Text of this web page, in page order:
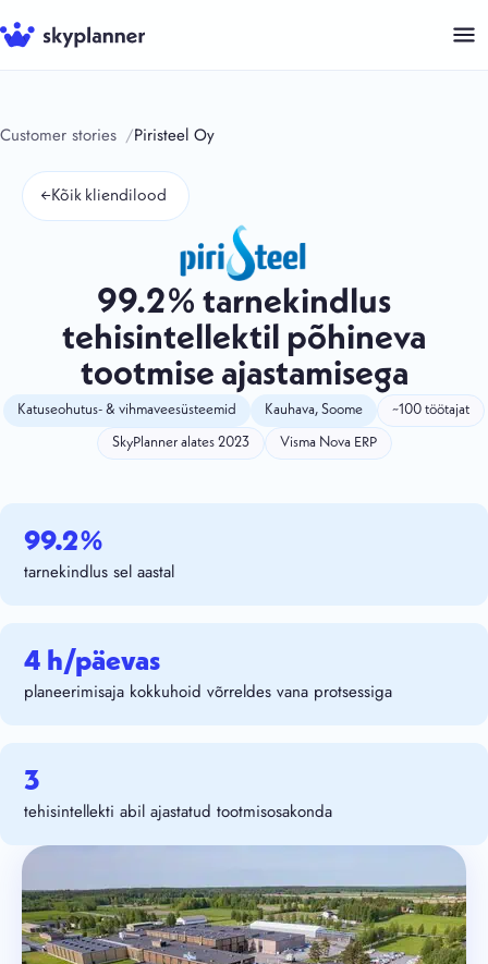
Skip
to
Customer stories Piristeel Oy
←Kõik kliendilood
99.2% tarnekindlus
tehisintellektil põhineva
tootmise ajastamisega
Katuseohutus- & vihmaveesüsteemid Kauhava, Soome ~100 töötajat
SkyPlanner alates 2023 Visma Nova ERP
99.2%
tarnekindlus sel aastal
4 h/päevas
planeerimisaja kokkuhoid võrreldes vana protsessiga
3
tehisintellekti abil ajastatud tootmisosakonda